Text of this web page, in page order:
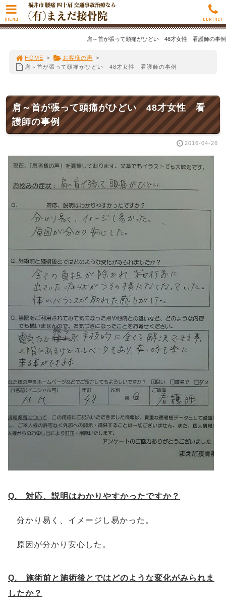
肩～首が張って頭痛がひどい 48才女性 看護師の事例
HOME > お客様の声 >
肩～首が張って頭痛がひどい 48才女性 看護師の事例
肩～首が張って頭痛がひどい 48才女性 看
護師の事例
2016-04-26
Q. 対応、説明はわかりやすかったですか？
分かり易く、イメージし易かった。
原因が分かり安心した。
Q. 施術前と施術後とではどのような変化がみられま
したか？
MENU CONTACT